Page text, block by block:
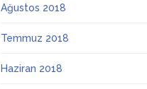
Ağustos 2018
Temmuz 2018
Haziran 2018